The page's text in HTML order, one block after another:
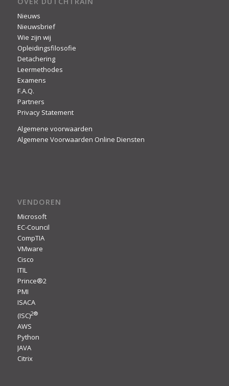
Nieuws
Nieuwsbrief
Wie zijn wij
Opleidingsfilosofie
Detachering
Leermethodes
Examens
F.A.Q.
Partners
Privacy Statement
Algemene voorwaarden
Algemene Voorwaarden Online Diensten
VENDOREN
Microsoft
EC-Council
CompTIA
VMware
Cisco
ITIL
Prince®2
PMI
ISACA
(ISC)2®
AWS
Python
JAVA
Citrix